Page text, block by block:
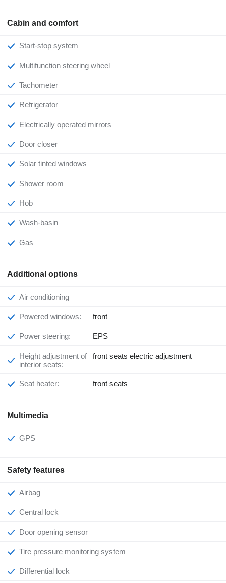
Cabin and comfort
Start-stop system
Multifunction steering wheel
Tachometer
Refrigerator
Electrically operated mirrors
Door closer
Solar tinted windows
Shower room
Hob
Wash-basin
Gas
Additional options
Air conditioning
Powered windows: front
Power steering: EPS
Height adjustment of
interior seats:
front seats electric adjustment
Seat heater: front seats
Multimedia
GPS
Safety features
Airbag
Central lock
Door opening sensor
Tire pressure monitoring system
Differential lock